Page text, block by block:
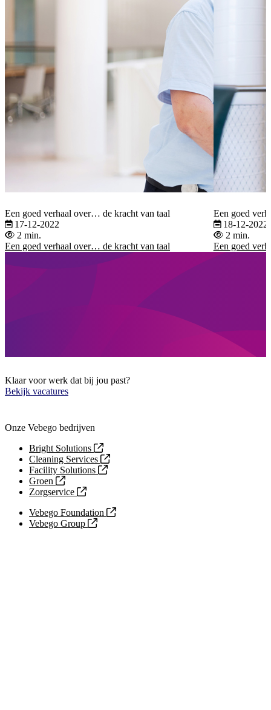
Een goed verhaal over… de kracht van taal
17-12-2022
2 min.
Een goed verhaal over… de kracht van taal
Een goed
18-12-2022
2 min.
Een goed
Klaar voor werk dat bij jou past?
Bekijk vacatures
Onze Vebego bedrijven
Bright Solutions
Cleaning Services
Facility Solutions
Groen
Zorgservice
Vebego Foundation
Vebego Group